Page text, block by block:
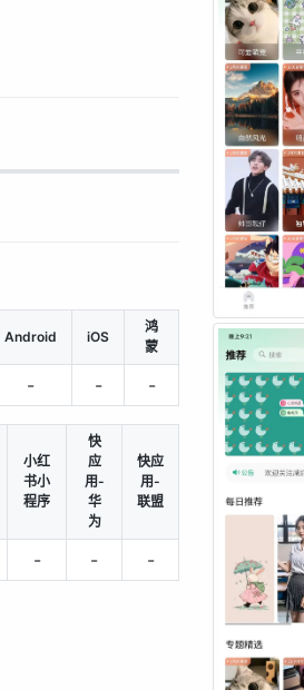
Android iOS
鸿
蒙
- - -
小红
书小
程序
快
应
用-
华
为
快应
用-
联盟
- - -